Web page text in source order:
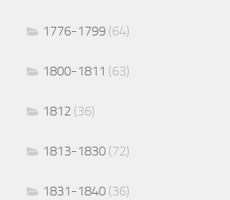
1776-1799 (64)
1800-1811 (63)
1812 (36)
1813-1830 (72)
1831-1840 (36)